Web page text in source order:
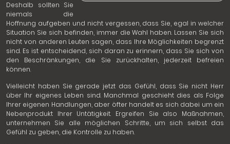
Deshalb sollten Sie
niemals die
Hoffnung aufgeben und nicht vergessen, dass Sie, egal in welcher
Situation Sie sich befinden, immer die Wahl haben. Lassen Sie sich
nicht von anderen Leuten sagen, dass Ihre Möglichkeiten begrenzt
sind. Es ist entscheidend, sich daran zu erinnern, dass Sie sich von
den Beschränkungen, die Sie zurückhalten, jederzeit befreien
können.
Vielleicht haben Sie gerade jetzt das Gefühl, dass Sie nicht Herr
über Ihr eigenes Leben sind. Manchmal geschieht dies als Folge
Ihrer eigenen Handlungen, aber öfter handelt es sich dabei um ein
Nebenprodukt Ihrer Untätigkeit. Ergreifen Sie also Maßnahmen,
unternehmen Sie alle möglichen Schritte, um sich selbst das
Gefühl zu geben, die Kontrolle zu haben.